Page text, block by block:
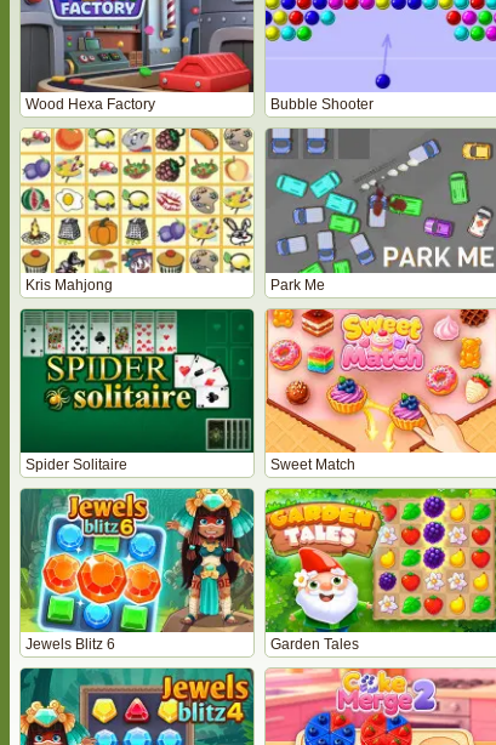
Wood Hexa Factory Bubble Shooter
Kris Mahjong Park Me
Spider Solitaire Sweet Match
Jewels Blitz 6 Garden Tales